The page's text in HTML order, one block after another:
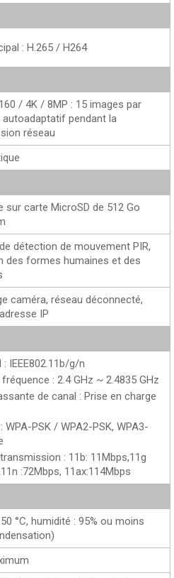
: H.265 / H264
/ 4K / 8MP : 15 images par
autoadaptatif pendant la
réseau
sur carte MicroSD de 512 Go
détection de mouvement PIR,
des formes humaines et des
caméra, réseau déconnecté,
IP
: IEEE802.11b/g/n
: 2.4 GHz ~ 2.4835 GHz
de canal : Prise en charge
WPA-PSK / WPA2-PSK, WPA3-
: 11b: 11Mbps,11g
:72Mbps, 11ax:114Mbps
°C, humidité : 95% ou moins